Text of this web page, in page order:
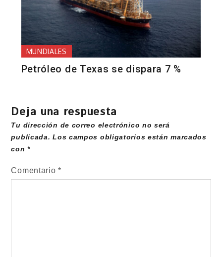
MUNDIALES
Petróleo de Texas se dispara 7 %
Deja una respuesta
Tu dirección de correo electrónico no será
publicada. Los campos obligatorios están marcados
con*
Comentario*